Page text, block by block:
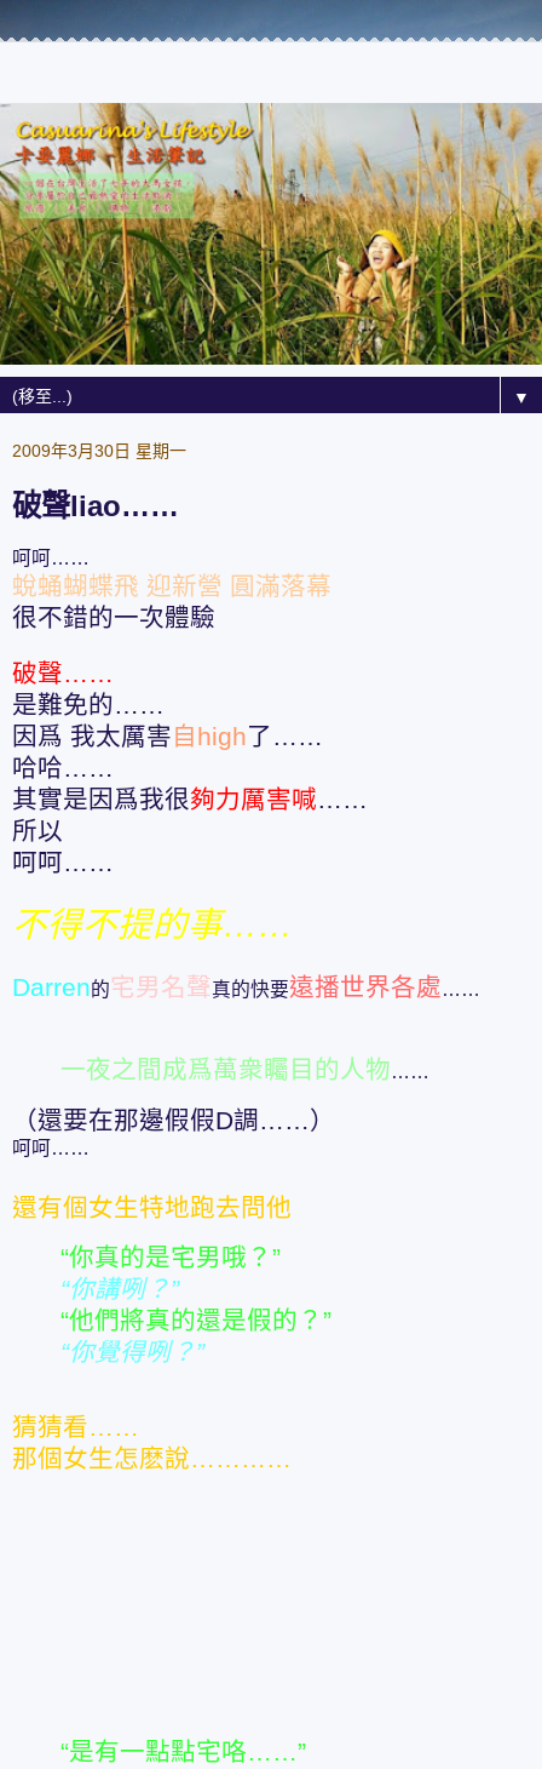
▼
2009年3月30日 星期一
破聲liao……
呵呵……
蛻蛹蝴蝶飛 迎新營 圓滿落幕
很不錯的一次體驗
破聲……
是難免的……
因爲 我太厲害自high了……
哈哈……
其實是因爲我很夠力厲害喊……
所以
呵呵……
不得不提的事……
Darren的宅男名聲真的快要遠播世界各處……
一夜之間成爲萬衆矚目的人物……
（還要在那邊假假D調……）
呵呵……
還有個女生特地跑去問他
“你真的是宅男哦？”
“你講咧？”
“他們將真的還是假的？”
“你覺得咧？”
猜猜看……
那個女生怎麽說…………
“是有一點點宅咯……”